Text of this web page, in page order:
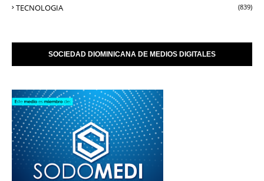
TECNOLOGIA (839)
SOCIEDAD DIOMINICANA DE MEDIOS DIGITALES